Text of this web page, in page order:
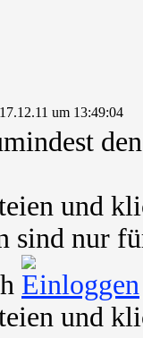
17.12.11 um 13:49:04
und
sind nur
und